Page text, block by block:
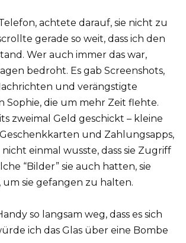
achtete darauf, sie nicht zu
gerade so weit, dass ich den
Wer auch immer das war,
bedroht. Es gab Screenshots,
und verängstigte
Sophie, die um mehr Zeit flehte.
zweimal Geld geschickt – kleine
und Zahlungsapps,
einmal wusste, dass sie Zugriff
“Bilder” sie auch hatten, sie
sie gefangen zu halten.
so langsam weg, dass es sich
ich das Glas über eine Bombe